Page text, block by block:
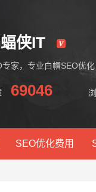
侠IT
专家，专业白帽SEO优
69046
SEO优化费用